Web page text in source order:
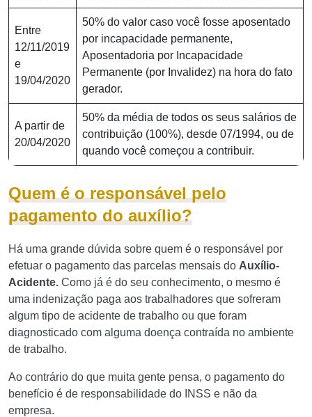
Entre
12/11/2019
e
19/04/2020
50% do valor caso você fosse aposentado
por incapacidade permanente,
Aposentadoria por Incapacidade
Permanente (por Invalidez) na hora do fato
gerador.
A partir de
20/04/2020
50% da média de todos os seus salários de
contribuição (100%), desde 07/1994, ou de
quando você começou a contribuir.
Quem é o responsável pelo
pagamento do auxílio?
Há uma grande dúvida sobre quem é o responsável por
efetuar o pagamento das parcelas mensais do Auxílio-
Acidente. Como já é do seu conhecimento, o mesmo é
uma indenização paga aos trabalhadores que sofreram
algum tipo de acidente de trabalho ou que foram
diagnosticado com alguma doença contraída no ambiente
de trabalho.
Ao contrário do que muita gente pensa, o pagamento do
benefício é de responsabilidade do INSS e não da
empresa.